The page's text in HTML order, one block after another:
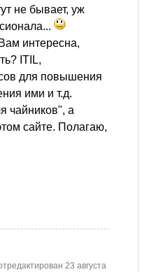
не бывает, уж
интересна,
ITIL,
для повышения
ими и т.д.
чайников", а
сайте. Полагаю,
23 августа